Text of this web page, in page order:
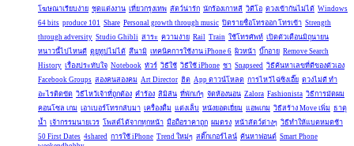
โฆษณาเรียบง่าย ชุดแต่งงาน เที่ยวกรุงเทพ สัตว์น่ารัก นักร้องเกาหลี วิดีโอ ดวงเข้ากันไม่ได้ Windows
64 bits produce 101 Share Personal growth through music ปิดรายชื่อโทรออก โทรเข้า Strength
through adversity Studio Ghibli สาระ ความง่าย Rail Train ใช้โทรศัพท์ เปิดตัวเดือนมิถุนายน
หนาวนี้ไปไหนดี ดูยูทูปไม่ได้ สึนามิ เทคนิคการใช้งาน iPhone 6 ผิวหน้า บิ๊กอาย Remove Search
History เรื่องประทับใจ Notebook ทัวร์ วิธีใช้ วิธีใช้ iPhone ชา Snapseed วิธีค้นหาเลขที่ดีของตัวเอง
Facebook Groups สองคนสองคม Art Director ฮิต App ดาวน์โหลด การไหว้ไฉ่ซิงเอี๊ย ดวงไม่ดี ทํา
อะไรติดขัด วิธีไหว้เจ้าที่ถูกต้อง คำร้อง สิมิลัน ที่พักเก๋ๆ จัดห้องนอน Zalora Fashionista วิธีการมัดผม
คอนโซล เกม เอาเบอร์โทรกลับมา เครื่องดื่ม แต่งเล็บ หนังยอดเยี่ยม แอพเกม วิธีสร้าง Move เพิ่ม ธาตุ
น้ำ เจ้ากรรมนายเวร โพสต์ได้จากทุกหน้า มือถือราคาถูก ผมตรง หน้าสัตว์ต่างๆ วิธีทำให้แบตหมดช้า
50 First Dates 4shared การใช้ iPhone Trend ใหม่ๆ สติ๊กเกอร์ไลน์ ค้นหาฟอนต์ Smart Phone